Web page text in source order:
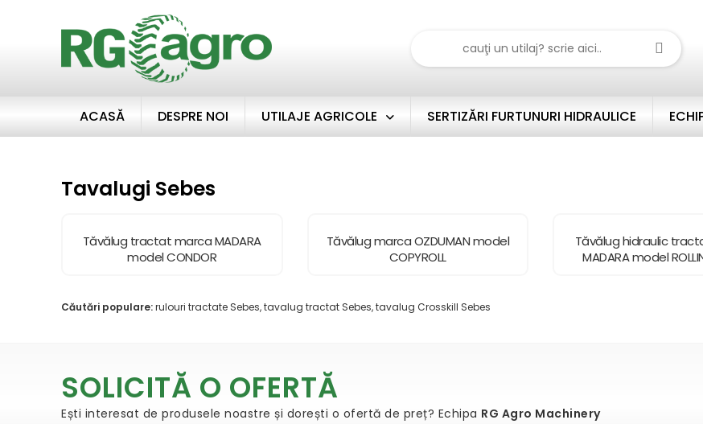
ACASĂ DESPRE NOI UTILAJE AGRICOLE SERTIZĂRI FURTUNURI HIDRAULICE
Tavalugi Sebes
Tăvălug tractat marca MADARA
model CONDOR
Tăvălug marca OZDUMAN model
COPYROLL
Tăvălug hidraulic
MADARA model
Căutări populare:rulouri tractate Sebes, tavalug tractat Sebes, tavalug Crosskill Sebes
SOLICITĂ O OFERTĂ
Ești interesat de produsele noastre și dorești o ofertă de preț? Echipa RG Agro Machinery